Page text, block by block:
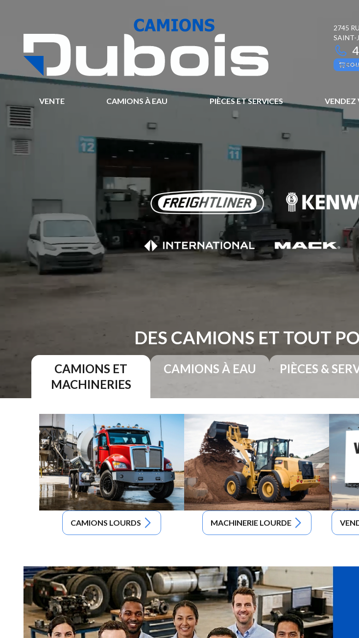
2745
SAINT-
VENTE CAMIONS À EAU PIÈCES ET SERVICES VENDEZ
DES CAMIONS ET TOUT
CAMIONS ET
MACHINERIES
CAMIONS À EAU PIÈCES &
CAMIONS LOURDS MACHINERIE LOURDE